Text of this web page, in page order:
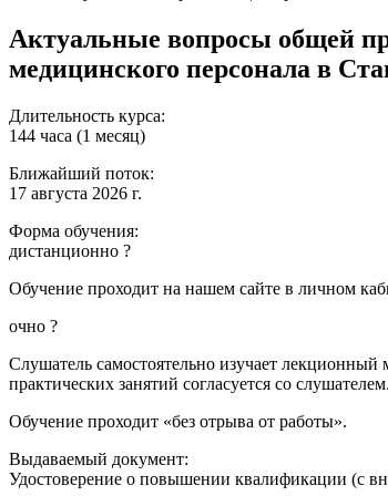
Актуальные вопросы общей
медицинского персонала в
Длительность курса:
144 часа (1 месяц)
Ближайший поток:
17 августа 2026 г.
Форма обучения:
дистанционно ?
Обучение проходит на нашем сайте в личном
очно ?
Слушатель самостоятельно изучает лекционный
практических занятий согласуется со
Обучение проходит «без отрыва от работы».
Выдаваемый документ:
Удостоверение о повышении квалификации (с